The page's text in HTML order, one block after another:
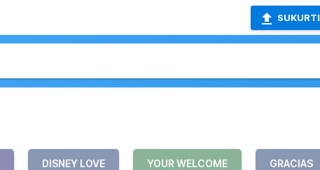
SUKURTI
DISNEY LOVE YOUR WELCOME GRACIAS